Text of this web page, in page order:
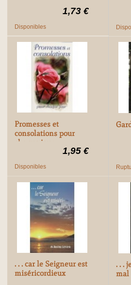
1,73 €
Disponibles
Promesses et
consolations pour
chaque jour
1,95 €
Disponibles
. . . car le Seigneur est
miséricordieux
. . .
mal